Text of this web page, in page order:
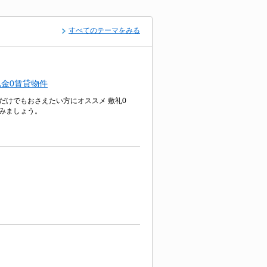
すべてのテーマをみる
0賃貸物件
けでもおさえたい方にオススメ 敷礼0
ましょう。